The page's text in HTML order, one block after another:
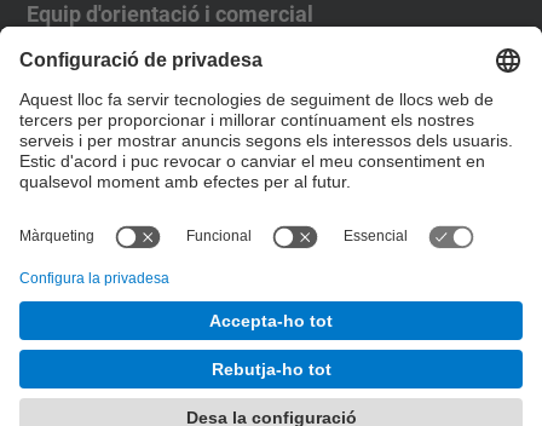
Equip d'orientació i comercial
José Luís Grande
Tel. 93 4137194
jose.luis.grande@upc.edu
Formulari de contacte
Desenvolupat amb